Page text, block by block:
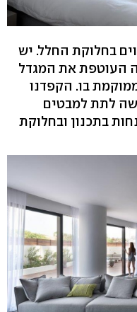
בחלוקת החלל. יש
העוטפת את המגדל
בו. הקפדנו
לתת למבטים
בתכנון ובחלוקת